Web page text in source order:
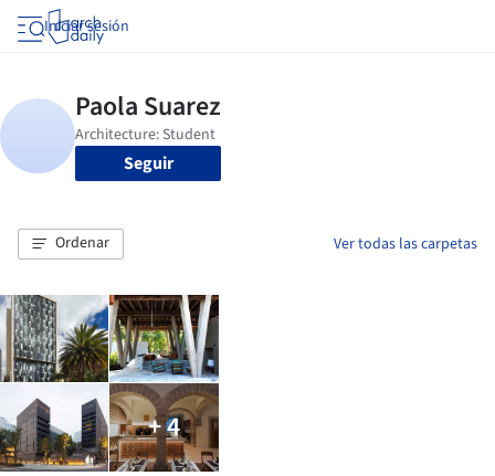
Iniciar sesión
Seguir
Ordenar Ver todas las carpetas
+ 4